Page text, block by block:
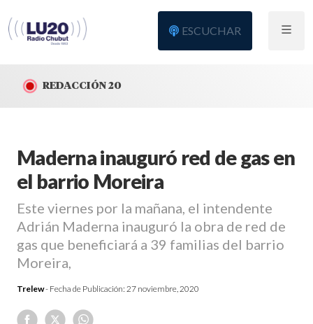
ESCUCHAR
REDACCIÓN 20
Maderna inauguró red de gas en
el barrio Moreira
Este viernes por la mañana, el intendente
Adrián Maderna inauguró la obra de red de
gas que beneficiará a 39 familias del barrio
Moreira,
Trelew- Fecha de Publicación: 27 noviembre, 2020